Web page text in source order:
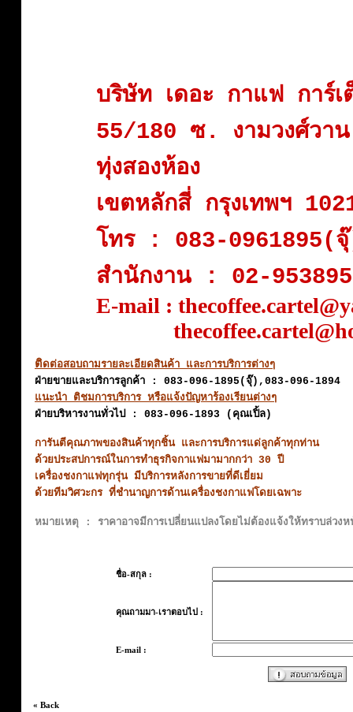
บริษัท เดอะ กาแฟ การ์
55/180 ซ. งามวงศ์ว
ทุ่งสองห้อง
เขตหลักสี่ กรุงเทพฯ
โทร : 083-0961895(
สำนักงาน : 02-
E-mail :
ติดต่อสอบถามรายละเอียดสินค้า และการบริการต่างๆ
ฝ่ายขายและบริการลูกค้า : 083-096-1895(จุ๊),083-096-1894
แนะนำ ติชมการบริการ หรือแจ้งปัญหาร้องเรียนต่างๆ
ฝ่ายบริหารงานทั่วไป : 083-096-1893 (คุณเปิ้ล)
การันตีคุณภาพของสินค้าทุกชิ้น และการบริการแด่ลูกค้าทุกท่าน
ด้วยประสปการณ์ในการทำธุรกิจกาแฟมามากกว่า 30 ปี
เครื่องชงกาแฟทุกรุ่น มีบริการหลังการขายที่ดีเยี่ยม
ด้วยทีมวิศวะกร ที่ชำนาญการด้านเครื่องชงกาแฟโดยเฉพาะ
หมายเหตุ : ราคาอาจมีการเปลี่ยนแปลงโดยไม่ต้องแจ้งให้ทราบล่วง
ชื่อ-สกุล :
คุณถามมา-เราตอบไป :
E-mail :
« Back